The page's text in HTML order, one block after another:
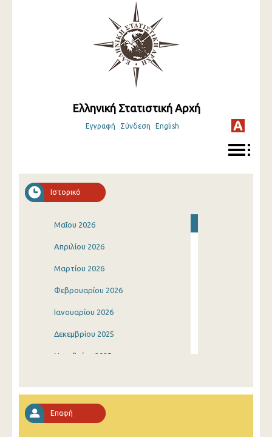
Ελληνική Στατιστική Αρχή
Εγγραφή Σύνδεση English
Ιστορικό
Μαΐου 2026
Απριλίου 2026
Μαρτίου 2026
Φεβρουαρίου 2026
Ιανουαρίου 2026
Δεκεμβρίου 2025
Νοεμβρίου 2025
Αυγούστου 2025
Επαφή